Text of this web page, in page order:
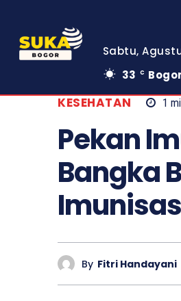
Sabtu,
33
C Bogor
KESEHATAN 1
Pekan
Bangka
By Fitri Handayani